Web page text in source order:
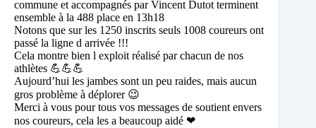
commune et accompagnés par Vincent Dutot terminent
ensemble à la 488 place en 13h18
Notons que sur les 1250 inscrits seuls 1008 coureurs ont
passé la ligne d arrivée !!!
Cela montre bien l exploit réalisé par chacun de nos
athlètes 💪💪💪
Aujourd’hui les jambes sont un peu raides, mais aucun
gros problème à déplorer 😉
Merci à vous pour tous vos messages de soutient envers
nos coureurs, cela les a beaucoup aidé ❤